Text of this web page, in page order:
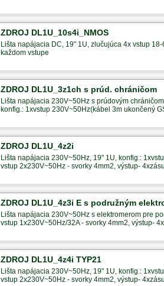
ZDROJ DL1U_10s4i_NMOS
Lišta napájacia DC, 19" 1U, zlučujúca 4x vstup
každom vstupe
ZDROJ DL1U_3z1ch s prúd. chráničom
Lišta napájacia 230V~50Hz s prúdovým
konfig.: 1xvstup 230V~50Hz(kábel 3m ukončený
ZDROJ DL1U_4z2i
Lišta napájacia 230V~50Hz, 19" 1U, konfig.:
vstup 2x230V~50Hz - svorky 4mm2, výstup-
ZDROJ DL1U_4z3i E s podružným
Lišta napájacia 230V~50Hz s elektromerom pre
vstup 1x230V~50Hz/32A - svorky 4mm2, výstup-
ZDROJ DL1U_4z4i TYP21
Lišta napájacia 230V~50Hz, 19" 1U, konfig.:
vstup 2x230V~50Hz - svorky 4mm2, výstup-